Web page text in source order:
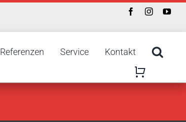
Referenzen Service Kontakt